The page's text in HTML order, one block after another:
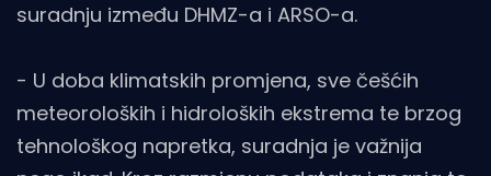
suradnju između DHMZ-a i ARSO-a.
- U doba klimatskih promjena, sve češćih
meteoroloških i hidroloških ekstrema te brzog
tehnološkog napretka, suradnja je važnija